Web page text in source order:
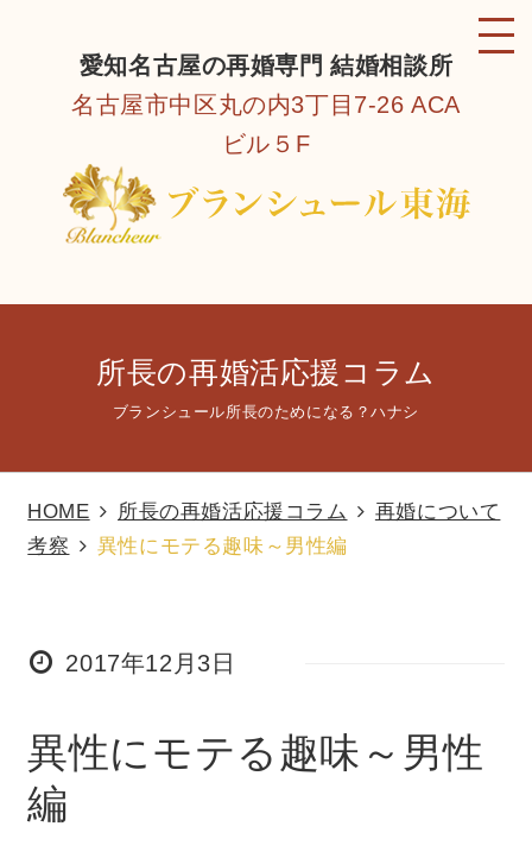
愛知名古屋の再婚専門 結婚相談所
名古屋市中区丸の内3丁目7-26 ACA
ビル５F
所長の再婚活応援コラム
ブランシュール所長のためになる？ハナシ
HOME 所長の再婚活応援コラム
再婚について
考察
異性にモテる趣味～男性編
異性にモテる趣味～男性
編
2017年12月3日